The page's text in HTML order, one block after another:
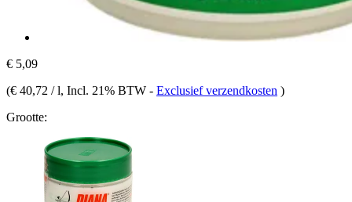
€ 5,09
(€ 40,72 / l, Incl. 21% BTW - Exclusief verzendkosten )
Grootte: